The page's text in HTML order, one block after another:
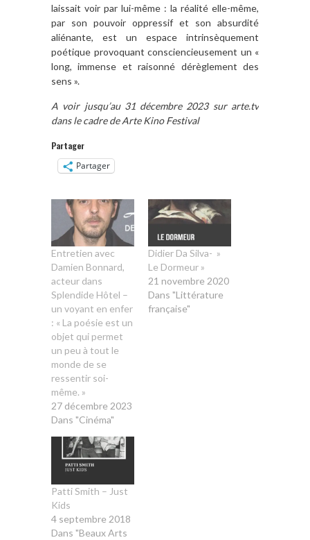
laissait voir par lui-même : la réalité elle-même,
par son pouvoir oppressif et son absurdité
aliénante, est un espace intrinsèquement
poétique provoquant consciencieusement un «
long, immense et raisonné dérèglement des
sens ».
A voir jusqu’au 31 décembre 2023 sur arte.tv
dans le cadre de Arte Kino Festival
Partager
Partager
Entretien avec
Damien Bonnard,
acteur dans
Splendide Hôtel –
un voyant en enfer
: « La poésie est un
objet qui permet
un peu à tout le
monde de se
ressentir soi-
même. »
27 décembre 2023
Dans "Cinéma"
Didier Da Silva- »
Le Dormeur »
21 novembre 2020
Dans "Littérature
française"
Patti Smith – Just
Kids
4 septembre 2018
Dans "Beaux Arts